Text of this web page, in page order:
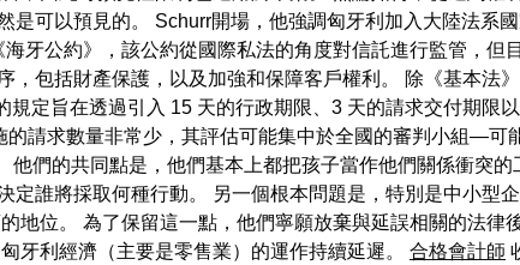
可以預見的。 Schurr開場，他強調匈牙利加入大陸法系
牙公約》，該公約從國際私法的角度對信託進行監管，但
包括財產保護，以及加強和保障客戶權利。 除《基本法
定旨在透過引入 15 天的行政期限、3 天的請求交付期限
請求數量非常少，其評估可能集中於全國的審判小組—可
們的共同點是，他們基本上都把孩子當作他們關係衝突的
誰將採取何種行動。 另一個根本問題是，特別是中小型
地位。 為了保留這一點，他們寧願放棄與延誤相關的法律
牙利經濟（主要是零售業）的運作持續延遲。 合格會計師